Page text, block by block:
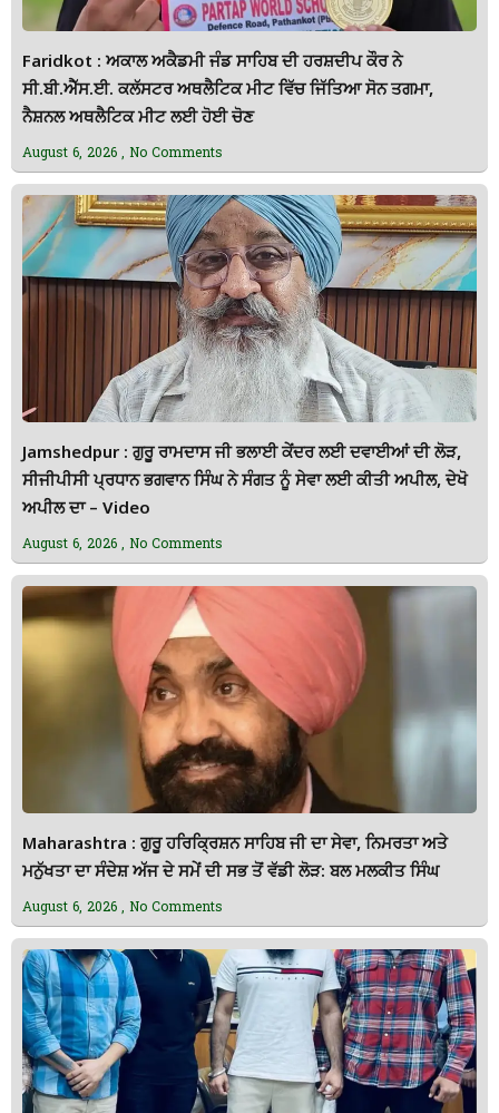
Faridkot : ਅਕਾਲ ਅਕੈਡਮੀ ਜੰਡ ਸਾਹਿਬ ਦੀ ਹਰਸ਼ਦੀਪ ਕੌਰ ਨੇ
ਸੀ.ਬੀ.ਐੱਸ.ਈ. ਕਲੱਸਟਰ ਅਥਲੈਟਿਕ ਮੀਟ ਵਿੱਚ ਜਿੱਤਿਆ ਸੋਨ ਤਗਮਾ,
ਨੈਸ਼ਨਲ ਅਥਲੈਟਿਕ ਮੀਟ ਲਈ ਹੋਈ ਚੋਣ
August 6, 2026 No Comments
Jamshedpur : ਗੁਰੂ ਰਾਮਦਾਸ ਜੀ ਭਲਾਈ ਕੇਂਦਰ ਲਈ ਦਵਾਈਆਂ ਦੀ ਲੋੜ,
ਸੀਜੀਪੀਸੀ ਪ੍ਰਧਾਨ ਭਗਵਾਨ ਸਿੰਘ ਨੇ ਸੰਗਤ ਨੂੰ ਸੇਵਾ ਲਈ ਕੀਤੀ ਅਪੀਲ, ਦੇਖੋ
ਅਪੀਲ ਦਾ – Video
August 6, 2026 No Comments
Maharashtra : ਗੁਰੂ ਹਰਿਕ੍ਰਿਸ਼ਨ ਸਾਹਿਬ ਜੀ ਦਾ ਸੇਵਾ, ਨਿਮਰਤਾ ਅਤੇ
ਮਨੁੱਖਤਾ ਦਾ ਸੰਦੇਸ਼ ਅੱਜ ਦੇ ਸਮੇਂ ਦੀ ਸਭ ਤੋਂ ਵੱਡੀ ਲੋੜ: ਬਲ ਮਲਕੀਤ ਸਿੰਘ
August 6, 2026 No Comments